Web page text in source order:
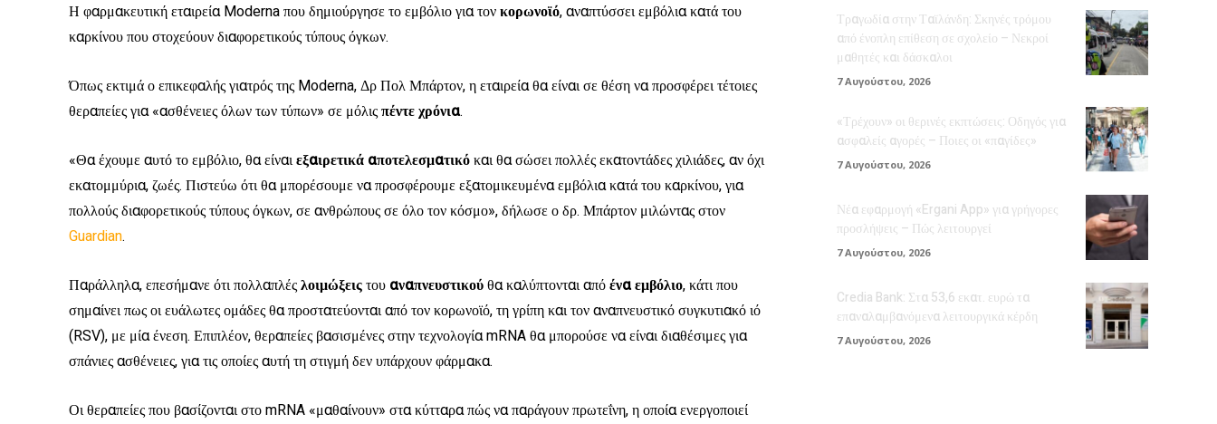
Η φαρμακευτική εταιρεία Moderna που δημιούργησε το εμβόλιο για τονκορωνοϊό, αναπτύσσει εμβόλια κατά του
καρκίνου που στοχεύουν διαφορετικούς τύπους όγκων.
Όπως εκτιμά ο επικεφαλής γιατρός της Moderna, Δρ Πολ Μπάρτον, η εταιρεία θα είναι σε θέση να προσφέρει τέτοιες
θεραπείες για «ασθένειες όλων των τύπων» σε μόλιςπέντε χρόνια.
«Θα έχουμε αυτό το εμβόλιο, θα είναιεξαιρετικά αποτελεσματικόκαι θα σώσει πολλές εκατοντάδες χιλιάδες, αν όχι
εκατομμύρια, ζωές. Πιστεύω ότι θα μπορέσουμε να προσφέρουμε εξατομικευμένα εμβόλια κατά του καρκίνου, για
πολλούς διαφορετικούς τύπους όγκων, σε ανθρώπους σε όλο τον κόσμο», δήλωσε ο δρ. Μπάρτον μιλώντας στον
Guardian.
Παράλληλα, επεσήμανε ότι πολλαπλέςλοιμώξειςτου αναπνευστικούθα καλύπτονται απόένα εμβόλιο, κάτι που
σημαίνει πως οι ευάλωτες ομάδες θα προστατεύονται από τον κορωνοϊό, τη γρίπη και τον αναπνευστικό συγκυτιακό ιό
(RSV), με μία ένεση. Επιπλέον, θεραπείες βασισμένες στην τεχνολογία mRNA θα μπορούσε να είναι διαθέσιμες για
σπάνιες ασθένειες, για τις οποίες αυτή τη στιγμή δεν υπάρχουν φάρμακα.
Οι θεραπείες που βασίζονται στο mRNA «μαθαίνουν» στα κύτταρα πώς να παράγουν πρωτεΐνη, η οποία ενεργοποιεί
Τραγωδία στην Ταϊλάνδη: Σκηνές τρόμου
από ένοπλη επίθεση σε σχολείο – Νεκροί
μαθητές και δάσκαλοι
7 Αυγούστου, 2026
«Τρέχουν» οι θερινές εκπτώσεις: Οδηγός για
ασφαλείς αγορές – Ποιες οι «παγίδες»
7 Αυγούστου, 2026
Νέα εφαρμογή «Ergani App» για γρήγορες
προσλήψεις – Πώς λειτουργεί
7 Αυγούστου, 2026
Credia Bank: Στα 53,6 εκατ. ευρώ τα
επαναλαμβανόμενα λειτουργικά κέρδη
7 Αυγούστου, 2026